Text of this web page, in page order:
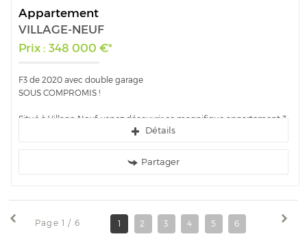
Appartement
VILLAGE-NEUF
Prix : 348 000 €*
F3 de 2020 avec double garage
SOUS COMPROMIS !
Situé à Village-Neuf, venez découvrir ce magnifique appartement 3
pièces de 69 m2, niché au sein d'une petite copropriété de 9...
Détails
Partager
Page 1 / 6 1 2 3 4 5 6